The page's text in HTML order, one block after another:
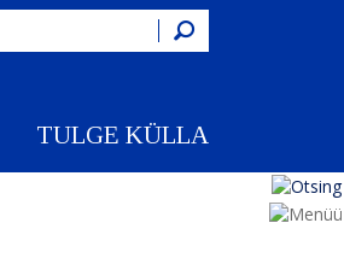
TULGE KÜLLA